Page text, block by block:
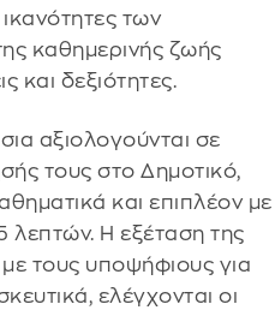
των
καθημερινής ζωής
και δεξιότητες.
αξιολογούνται σε
τους στο Δημοτικό,
και επιπλέον με
λεπτών. Η εξέταση της
τους υποψήφιους για
ελέγχονται οι